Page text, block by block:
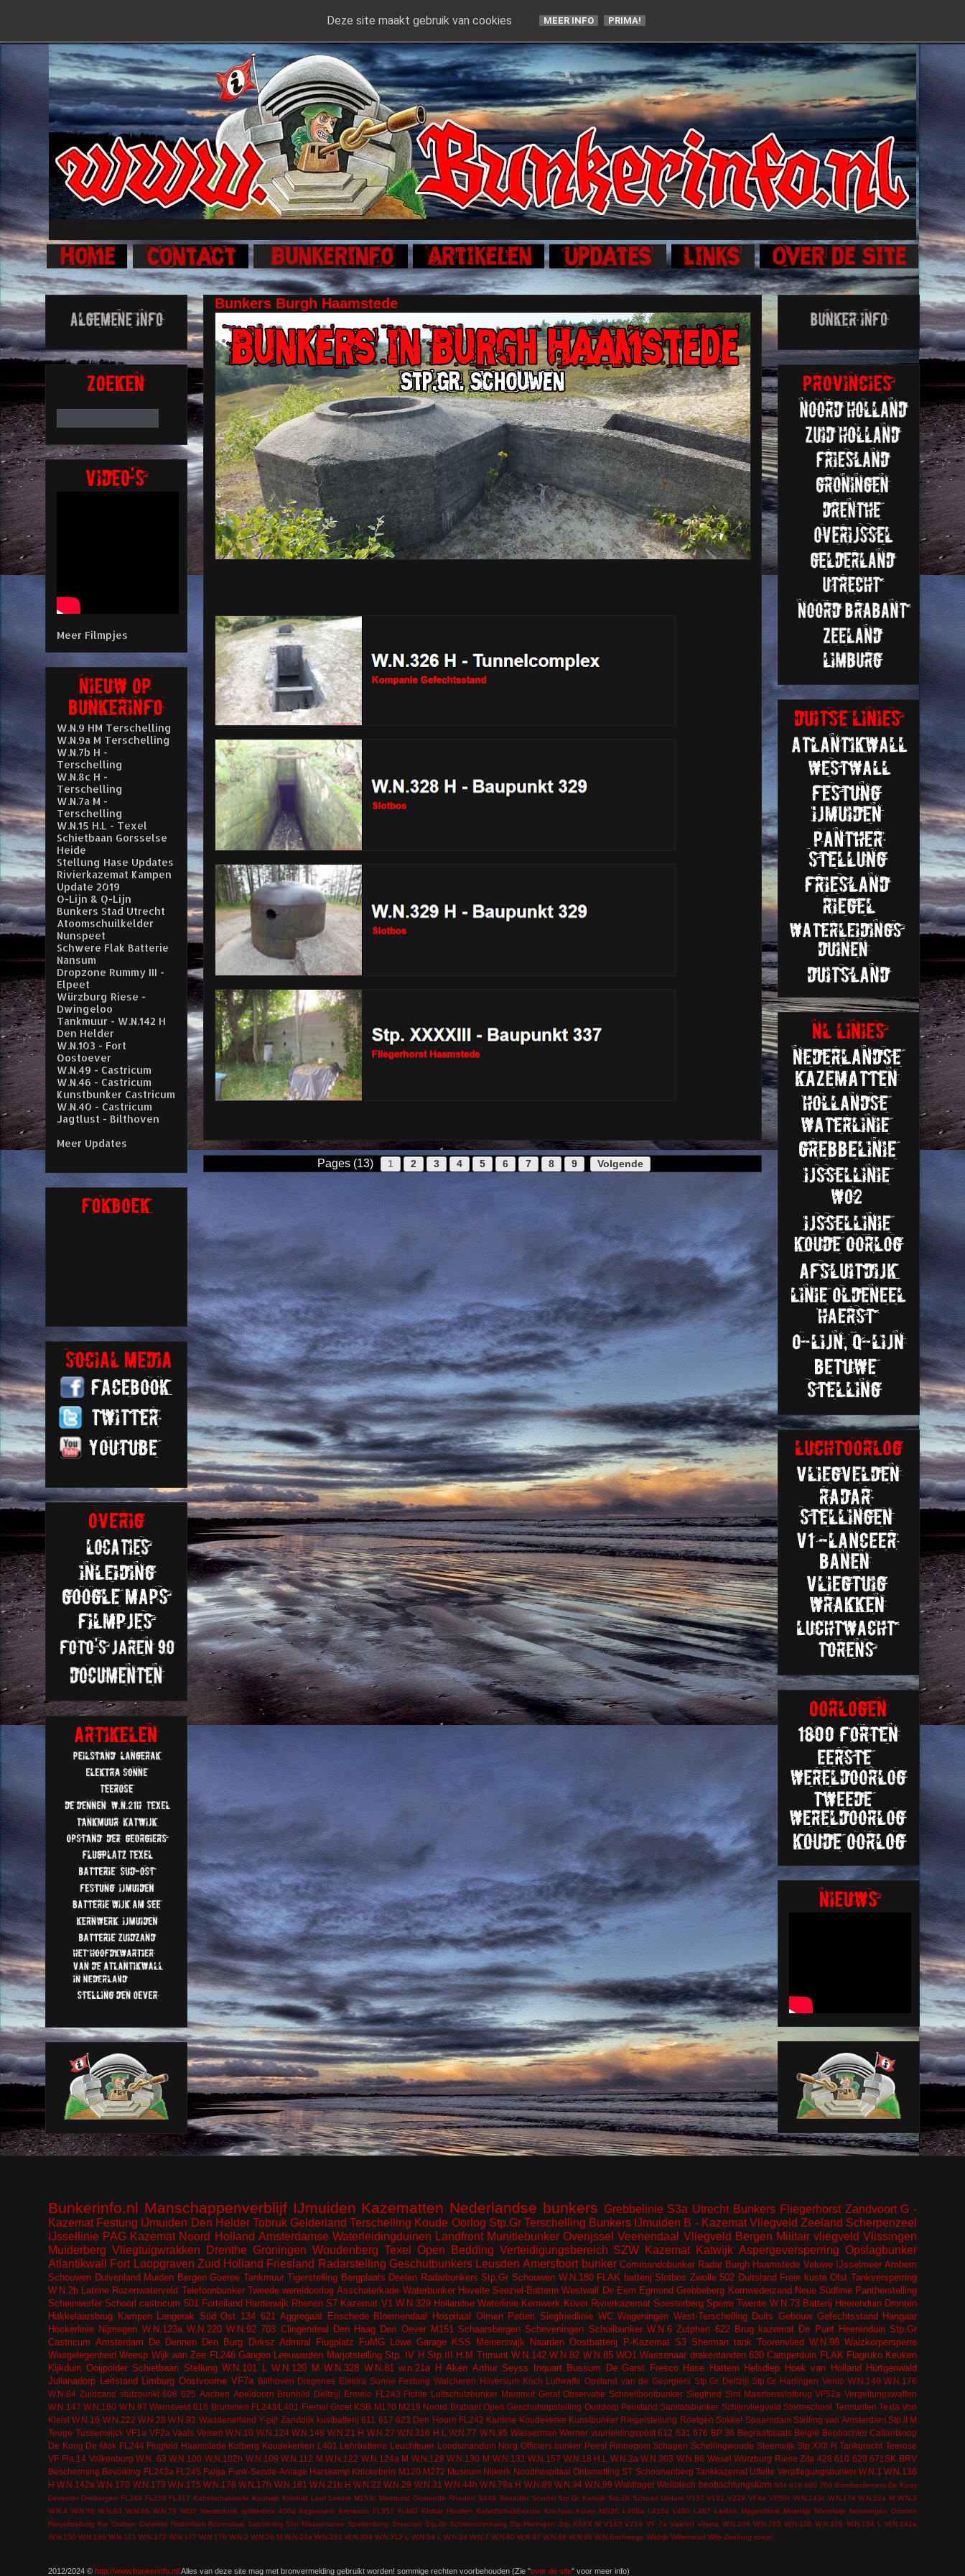
Bunkers Burgh Haamstede
Pages (13) 1 2 3 4 5 6 7 8 9 Volgende
Meer Filmpjes
W.N.9 HM Terschelling
W.N.9a M Terschelling
W.N.7b H -
Terschelling
W.N.8c H -
Terschelling
W.N.7a M -
Terschelling
W.N.15 H.L - Texel
Schietbaan Gorsselse
Heide
Stellung Hase Updates
Rivierkazemat Kampen
Update 2019
O-Lijn & Q-Lijn
Bunkers Stad Utrecht
Atoomschuilkelder
Nunspeet
Schwere Flak Batterie
Nansum
Dropzone Rummy III -
Elpeet
Würzburg Riese -
Dwingeloo
Tankmuur - W.N.142 H
Den Helder
W.N.103 - Fort
Oostoever
W.N.49 - Castricum
W.N.46 - Castricum
Kunstbunker Castricum
W.N.40 - Castricum
Jagtlust - Bilthoven
Meer Updates
Bunkerinfo.nl Manschappenverblijf IJmuiden Kazematten Nederlandse bunkers Grebbelinie S3a Utrecht Bunkers Fliegerhorst Zandvoort G -
Kazemat Festung IJmuiden Den Helder Tobruk Gelderland Terschelling Koude Oorlog Stp.Gr Terschelling Bunkers IJmuiden B - Kazemat Vliegveld Zeeland Scherpenzeel
IJssellinie PAG Kazemat Noord Holland Amsterdamse Waterleidingduinen Landfront Munitiebunker Overijssel Veenendaal Vliegveld Bergen Militair vliegveld Vlissingen
Muiderberg Vliegtuigwrakken Drenthe Groningen Woudenberg Texel Open Bedding Verteidigungsbereich SZW Kazemat Katwijk Aspergeversperring Opslagbunker
Atlantikwall
Fort Loopgraven Zuid Holland Friesland Radarstelling Geschutbunkers Leusden Amersfoort bunker Commandobunker Radar Burgh Haamstede Veluwe IJsselmeer Arnhem
Schouwen Duivenland Muiden Bergen Goeree Tankmuur Tigerstelling Bergplaats Deelen Radarbunkers Stp.Gr Schouwen W.N.180 FLAK batterij Slotbos Zwolle 502 Duitsland Freie kuste Olst Tankversperring
W.N.2b Latrine Rozenwaterveld Telefoonbunker Tweede wereldoorlog Asschaterkade Waterbunker Havelte Seeziel-Batterie Westwall De Eem Egmond Grebbeberg Kornwederzand Neue Südlinie Pantherstelling
Scheinwerfer Schoorl castricum 501 Forteiland Harderwijk Rhenen S7 Kazemat V1 W.N.329 Hollandse Waterlinie Kernwerk Küver Rivierkazemat Soesterberg Sperre Twente W.N.73 Batterij Heerenduin Dronten
Hakkelaarsbrug Kampen Langerak Süd Ost 134 621 Aggregaat Enschede Bloemendaal Hospitaal Olmen Petten Siegfriedlinie WC Wageningen West-Terschelling Duits Gebouw Gefechtsstand Hangaar
Höckerlinie Nijmegen W.N.123a W.N.220 W.N.92 703 Clingendeal Den Haag Den Oever M151 Schaarsbergen Scheveningen Schuilbunker W.N.6 Zutphen 622 Brug kazemat De Punt Heerenduin Stp.Gr
Castricum Amsterdam De Dennen Den Burg Dirksz Admiral Flugplatz FuMG Löwe Garage KSS Meinerswijk Naarden Oostbatterij P-Kazemat S3 Sherman tank Toorenvlied W.N.98 Walzkörpersperre
Wasgelegenheid Weesp Wijk aan Zee FL246 Gangen Leeuwarden Marjotstelling Stp. IV H Stp.III H.M Trimunt W.N.142 W.N.82 W.N.85 WO1 Wassenaar drakentanden 630 Camperduin FLAK Flagruko Keuken
Kijkduin Ooijpolder Schietbaan Stellung W.N.101 L W.N.120 M W.N.328 W.N.81 w.n.21a H Aken Arthur Seyss Inquart Bussum De Garst Fresco Hase Hattem Helsdiep Hoek van Holland Hürtgenwald
Julianadorp Leitstand Limburg Oostvoorne VF7a Bilthoven Diogenes Elektra Sonne Festung Walcheren Hilversum Koch Luftwaffe Opstand van de Georgiërs Stp.Gr Delfzijl Stp.Gr Harlingen Venlo W.N.149 W.N.176
W.N.84 Zuidzand stützpunkt 608 625 Aachen Apeldoorn Brunhild Delfzijl Ermelo FL243 Fichte Luftschutzbunker Mammut Gerat Observatie Schnellbootbunker Siegfried Sint Maartensvlotbrug VF52a Vergeltungswaffen
W.N.147 W.N.160 W.N.97 Warnsveld 616 Brummen FL243/L401 Fiemel Groet KSB M170 M219 Noord Brabant Open Geschutsopstelling Ouddorp Peilstand Sanitatsbunker Schijnvliegveld Stormschool Termunten Texla Von
Kleist W.N.16 W.N.222 W.N.28 W.N.93 Waddeneiland Y-pijl Zanddijk kustbatterij 611 617 623 Den Hoorn FL242 Kantine Koudekerke Kunstbunker Riegelstellung Roetgen Sokkel Spaarndam Stelling van Amsterdam Stp.II M
Teuge Tussenwijck VF1a VF2a Vaals Velsen W.N.10 W.N.124 W.N.148 W.N.21 H W.N.27 W.N.316 H.L W.N.77 W.N.95 Wasserman Werner vuurleidingspost 612 631 676 BP 36 Begraafplaats België Beobachter Callantsoog
De Koog De Mok FL244 Flugfeld Haamstede Kolberg Koudekerken L401 Lehrbatterie Leuchfeuer Loodsmanduin Norg Officiers bunker Peest Rinnegom Schagen Schellingwoude Steenwijk Stp.XXII H Tankgracht Teerose
VF Fla 14 Valkenburg W.N. 63 W.N.100 W.N.102h W.N.109 W.N.112 M W.N.122 W.N.124a M W.N.128 W.N.130 M W.N.131 W.N.157 W.N.18 H.L W.N.2a W.N.303 W.N.86 Wesel Würzburg Riese Zita 428 610 629 671SK BRV
Bescherming Bevolking FL243a FL245 Falga Funk-Sende-Anlage Harskamp Knickebein M120 M272 Museum Nijkerk Noodhospitaal Ontsmetting ST Schoonenberg Tankkazemat Uffelte Verpflegungsbunker W.N.1 W.N.136
H W.N.142a W.N.170 W.N.173 W.N.175 W.N.178 W.N.17h W.N.181 W.N.21b H W.N.22 W.N.29 W.N.31 W.N.44h W.N.79a H W.N.89 W.N.94 W.N.99 Waldlager Wellblech beobachtungstürm 504 618 680 700 Bombardement De Kooy
Deventer Driebergen FL249 FL250 FL317 Kabelschaltstelle Kootwijk Krimhild Lent Lettele M153c Meetpost Oostende Rheden S449 Seeadler Sondel Stp.Gr Katwijk Stp.Gr Schoorl Uitdam V157 V191 V229 VF4a VF58c W.N.143c W.N.174 W.N.22a M W.N.3
W.N.4 W.N.56 W.N.63 W.N.66 W.N.79 WO2 Westerbork splitterbox 450a Airgunners Breskens FL351 FuMG EIsbär Hierden KabelSchaltBrunne Koehool Küver MG36 L409a L410a L480 L487 Leiden Maginotlinie Moerdijk Noordwijk Noorwegen Ommen
Riegelstellung Kw Graben Ostende Rotterdam Rozendaal Salzhering Sint Maartenszee Spakenburg Stavoren Stp.Gr Schiermonnikoog Stp.Harlingen Stp.XXXX M V143 V214 VF 7a Valkhof Vineta W.N.104 W.N.105 W.N.106 W.N.126 W.N.134 L
W.N.141a
W.N.150 W.N.169 W.N.171 W.N.172 W.N.177 W.N.179 W.N.2 W.N.20 M W.N.24a W.N.251 W.N.304 W.N.312 L W.N.34 L W.N.64 W.N.7 W.N.80 W.N.87 W.N.88 W.N.96 W.N.Eschwege Wildrijk Willemstad Wilp Zeeburg soest
2012/2024 © http://www.bunkerinfo.nl/Alles van deze site mag met bronvermelding gebruikt worden! sommige rechten voorbehouden (Zie "over de site" voor meer info)
Deze site maakt gebruik van cookies MEER INFO PRIMA!